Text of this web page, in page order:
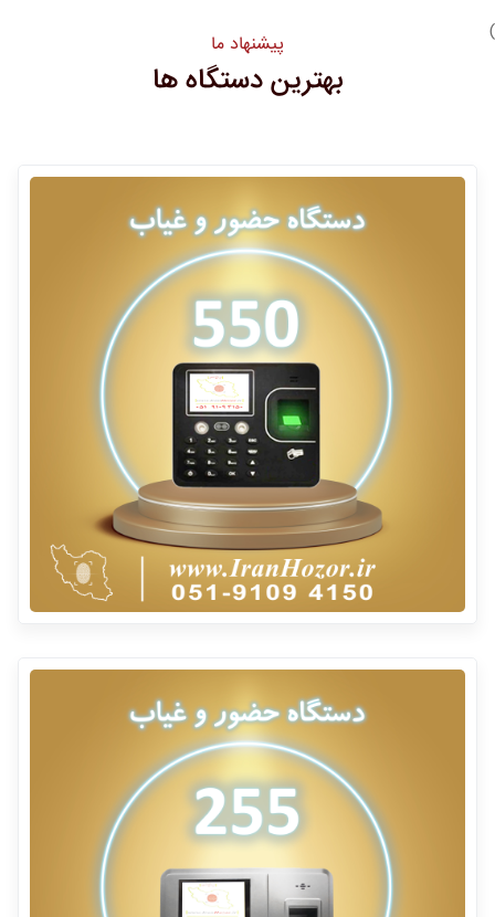
) پیشنهاد ما
بهترین دستگاه ها